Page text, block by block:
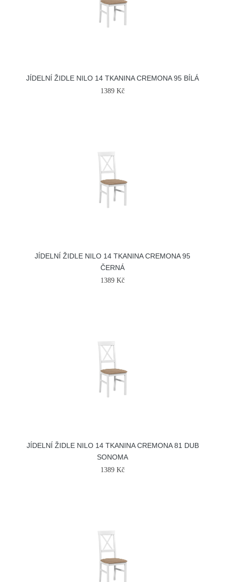
JÍDELNÍ ŽIDLE NILO 14 TKANINA CREMONA 95 BÍLÁ
1389 Kč
JÍDELNÍ ŽIDLE NILO 14 TKANINA CREMONA 95
ČERNÁ
1389 Kč
JÍDELNÍ ŽIDLE NILO 14 TKANINA CREMONA 81 DUB
SONOMA
1389 Kč